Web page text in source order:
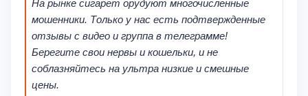
На рынке сигарет орудуют многочисленные
мошенники. Только у нас есть подтвержденные
отзывы с видео и группа в телеграмме!
Берегите свои нервы и кошельки, и не
соблазняйтесь на ультра низкие и смешные
цены.